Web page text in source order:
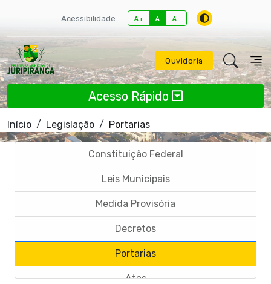
Acessibilidade A+ A A-
Ouvidoria
Acesso Rápido
Início Legislação Portarias
Constituição Federal
Leis Municipais
Medida Provisória
Decretos
Portarias
Atas